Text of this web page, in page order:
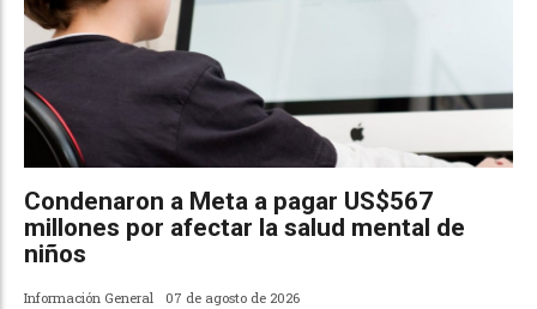
Condenaron a Meta a pagar US$567
millones por afectar la salud mental de
niños
Información General 07 de agosto de 2026